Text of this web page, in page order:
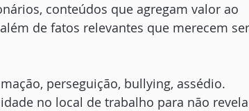
conteúdos que agregam valor ao
de fatos relevantes que merecem ser
perseguição, bullying, assédio.
no local de trabalho para não